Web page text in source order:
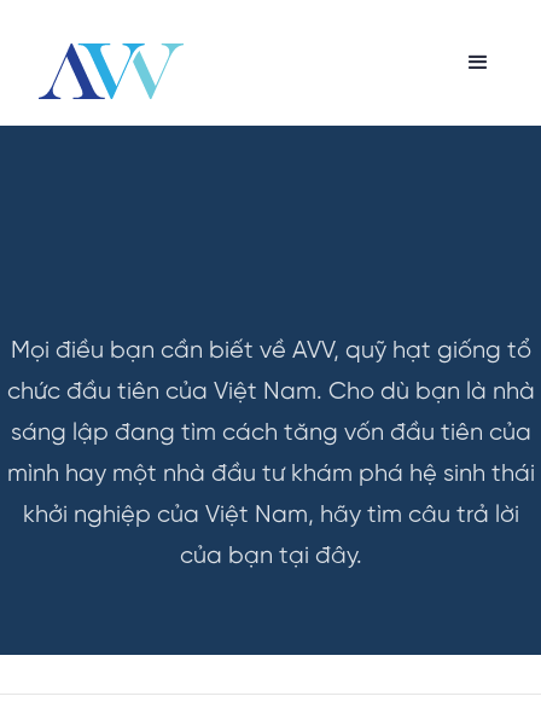
Mọi điều bạn cần biết về AVV, quỹ hạt giống tổ
chức đầu tiên của Việt Nam. Cho dù bạn là nhà
sáng lập đang tìm cách tăng vốn đầu tiên của
mình hay một nhà đầu tư khám phá hệ sinh thái
khởi nghiệp của Việt Nam, hãy tìm câu trả lời
của bạn tại đây.